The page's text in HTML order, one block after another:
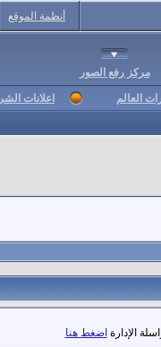
أنظمة الموقع
مركز رفع الصور
العالم اعلانات
الإدارة اضغط هنا